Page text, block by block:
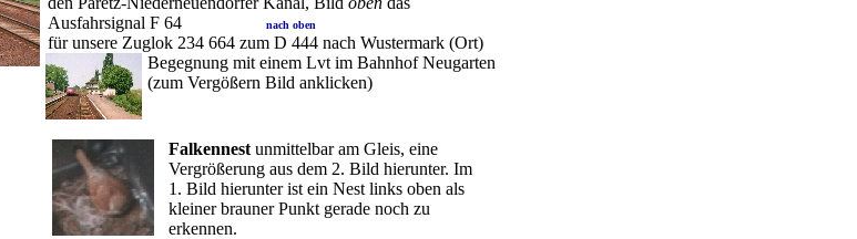
Ausfahrsignal F 64
nach oben
für unsere Zuglok 234 664 zum D 444 nach Wustermark (Ort)
Begegnung mit einem Lvt im Bahnhof Neugarten
(zum Vergößern Bild anklicken)
Falkennest unmittelbar am Gleis, eine
Vergrößerung aus dem 2. Bild hierunter. Im
1. Bild hierunter ist ein Nest links oben als
kleiner brauner Punkt gerade noch zu
erkennen.